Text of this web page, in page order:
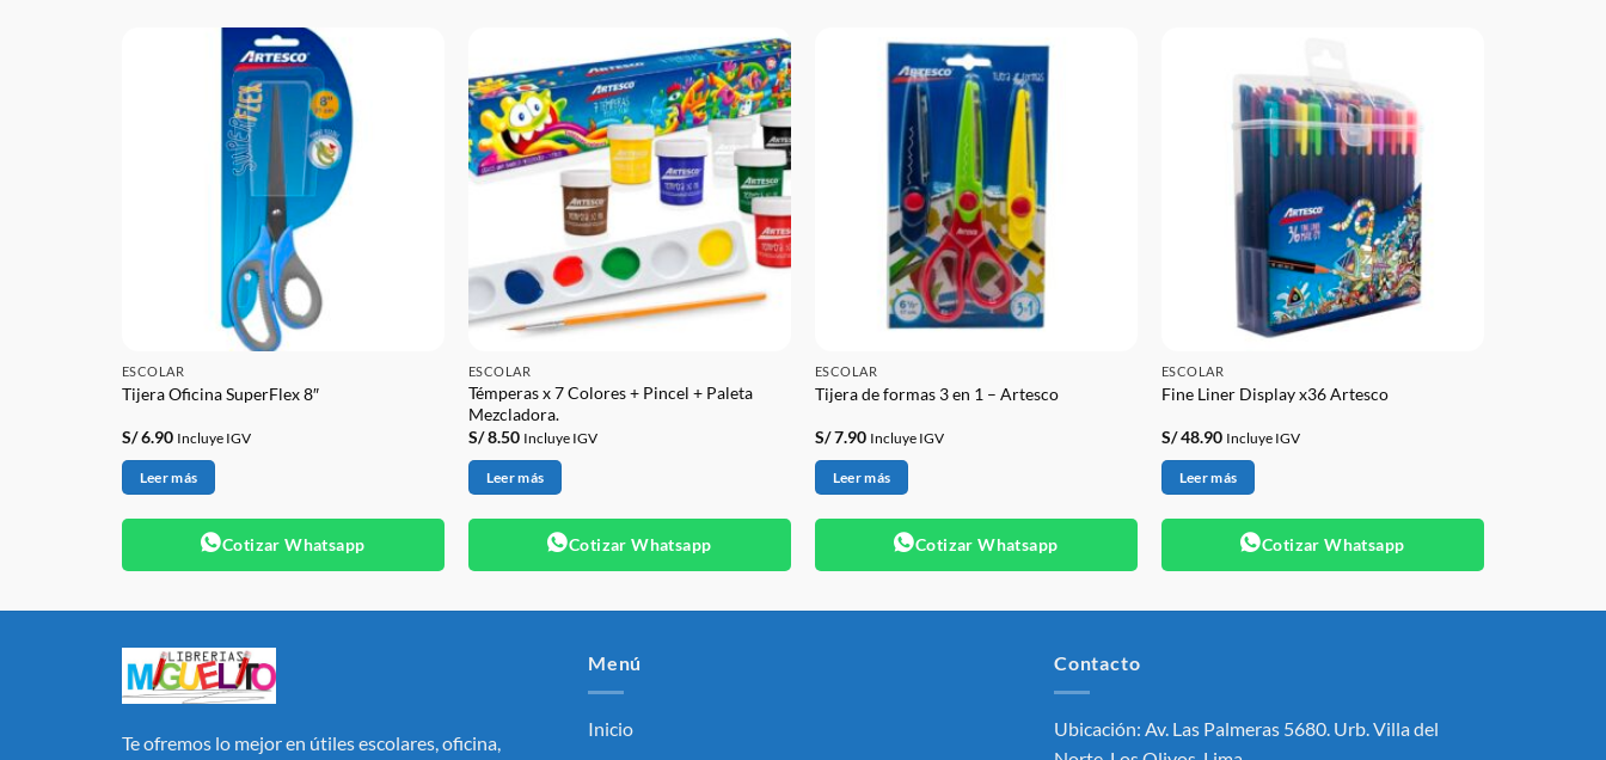
ESCOLAR
Tijera Oficina SuperFlex 8″
S/6.90 Incluye IGV
Leer más
Cotizar Whatsapp
ESCOLAR
Témperas x 7 Colores + Pincel + Paleta
Mezcladora.
S/8.50 Incluye IGV
Leer más
Cotizar Whatsapp
ESCOLAR
Tijera de formas 3 en 1 – Artesco
S/7.90 Incluye IGV
Leer más
Cotizar Whatsapp
ESCOLAR
Fine Liner Display x36 Artesco
S/48.90 Incluye IGV
Leer más
Cotizar Whatsapp
Te ofremos lo mejor en útiles escolares, oficina,
Menú
Inicio
Contacto
Ubicación: Av. Las Palmeras 5680. Urb. Villa del